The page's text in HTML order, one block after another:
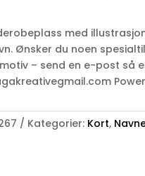
med
Ønsker du noen
– send en e-post så
Kategorier: Kort,